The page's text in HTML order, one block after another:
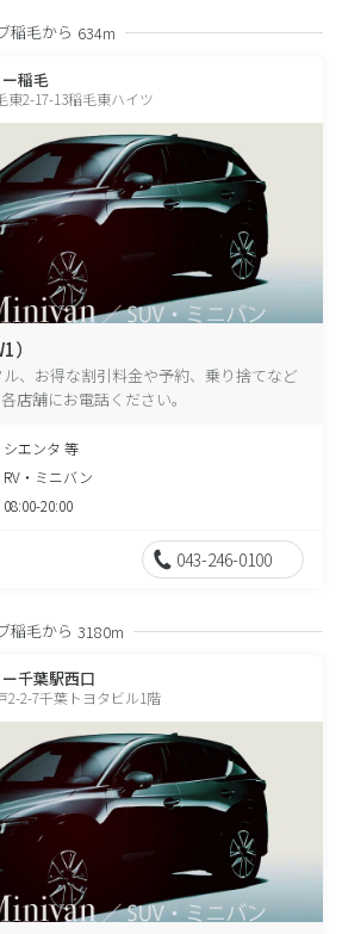
稲毛から 634m
稲毛
東2-17-13稲毛東ハイツ
）
、お得な割引料金や予約、乗り捨てなど
店舗にお電話ください。
シエンタ 等
RV・ミニバン
08:00-20:00
043-246-0100
稲毛から 3180m
千葉駅西口
2-2-7千葉トヨタビル1階